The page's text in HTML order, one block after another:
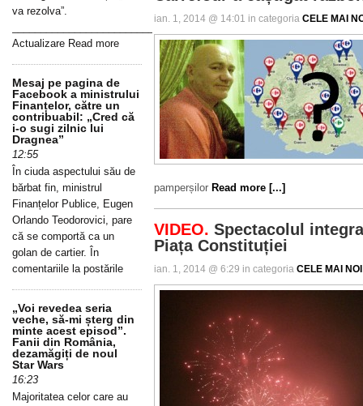
ian. 1, 2014 @ 14:01 in categoria CELE MAI
pamperșilor Read more [...]
VIDEO. Spectacolul
Piața Constituției
ian. 1, 2014 @ 6:29 in categoria CELE MAI
va rezolva”.
Actualizare Read more
Mesaj pe pagina de
Facebook a ministrului
Finanțelor, către un
contribuabil: „Cred că
i-o sugi zilnic lui
Dragnea”
12:55
În ciuda aspectului său de
bărbat fin, ministrul
Finanțelor Publice, Eugen
Orlando Teodorovici, pare
că se comportă ca un
golan de cartier. În
comentariile la postările
„Voi revedea seria
veche, să-mi șterg din
minte acest episod”.
Fanii din România,
dezamăgiți de noul
Star Wars
16:23
Majoritatea celor care au